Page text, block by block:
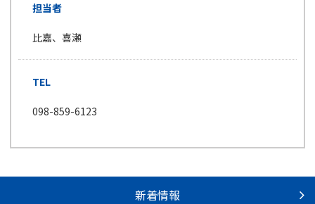
担当者
比嘉、喜瀬
TEL
098-859-6123
新着情報